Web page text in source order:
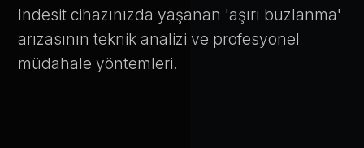
Indesit cihazınızda yaşanan 'aşırı buzlanma'
arızasının teknik analizi ve profesyonel
müdahale yöntemleri.Servis Çağır